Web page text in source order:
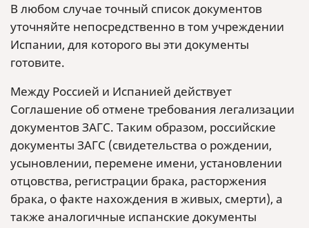
В любом случае точный список документов
уточняйте непосредственно в том учреждении
Испании, для которого вы эти документы
готовите.
Между Россией и Испанией действует
Cоглашение об отмене требования легализации
документов ЗАГС. Таким образом, российские
документы ЗАГС (свидетельства о рождении,
усыновлении, перемене имени, установлении
отцовства, регистрации брака, расторжения
брака, о факте нахождения в живых, смерти), а
также аналогичные испанские документы